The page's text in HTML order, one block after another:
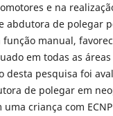
e na
abdutora de polegar
função manual,
em todas as
desta pesquisa foi
de polegar em
criança com